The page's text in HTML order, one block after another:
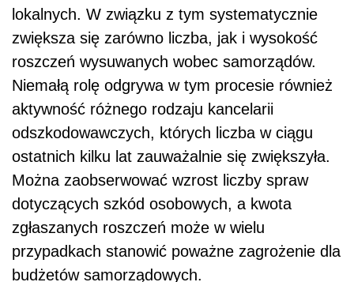
lokalnych. W związku z tym systematycznie
zwiększa się zarówno liczba, jak i wysokość
roszczeń wysuwanych wobec samorządów.
Niemałą rolę odgrywa w tym procesie również
aktywność różnego rodzaju kancelarii
odszkodowawczych, których liczba w ciągu
ostatnich kilku lat zauważalnie się zwiększyła.
Można zaobserwować wzrost liczby spraw
dotyczących szkód osobowych, a kwota
zgłaszanych roszczeń może w wielu
przypadkach stanowić poważne zagrożenie dla
budżetów samorządowych.